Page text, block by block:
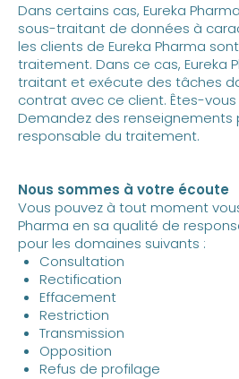
Dans certains cas, Eureka
sous-traitant de données à
les clients de Eureka Pharma
traitement. Dans ce cas, Eureka
traitant et exécute des tâches
contrat avec ce client. Êtes-
Demandez des renseignements
responsable du traitement.
Nous sommes à votre écoute
Vous pouvez à tout moment
Pharma en sa qualité de
pour les domaines suivants :
Consultation
Rectification
Effacement
Restriction
Transmission
Opposition
Refus de profilage